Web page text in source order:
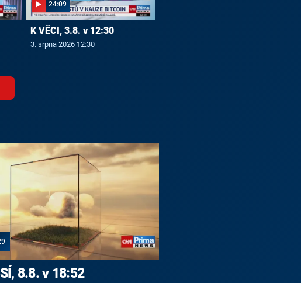
24:09
K VĚCI, 3.8. v 12:30
3. srpna 2026 12:30
8.8. v 18:52